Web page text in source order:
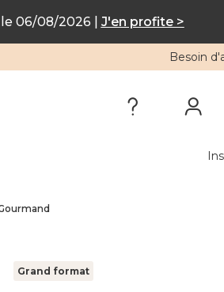
06/08/2026 | J'en profite >
Besoin
Grand format